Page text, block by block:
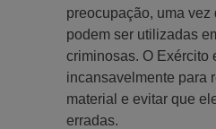
preocupação, uma vez
podem ser utilizadas
criminosas. O Exército
incansavelmente para
material e evitar que
erradas.